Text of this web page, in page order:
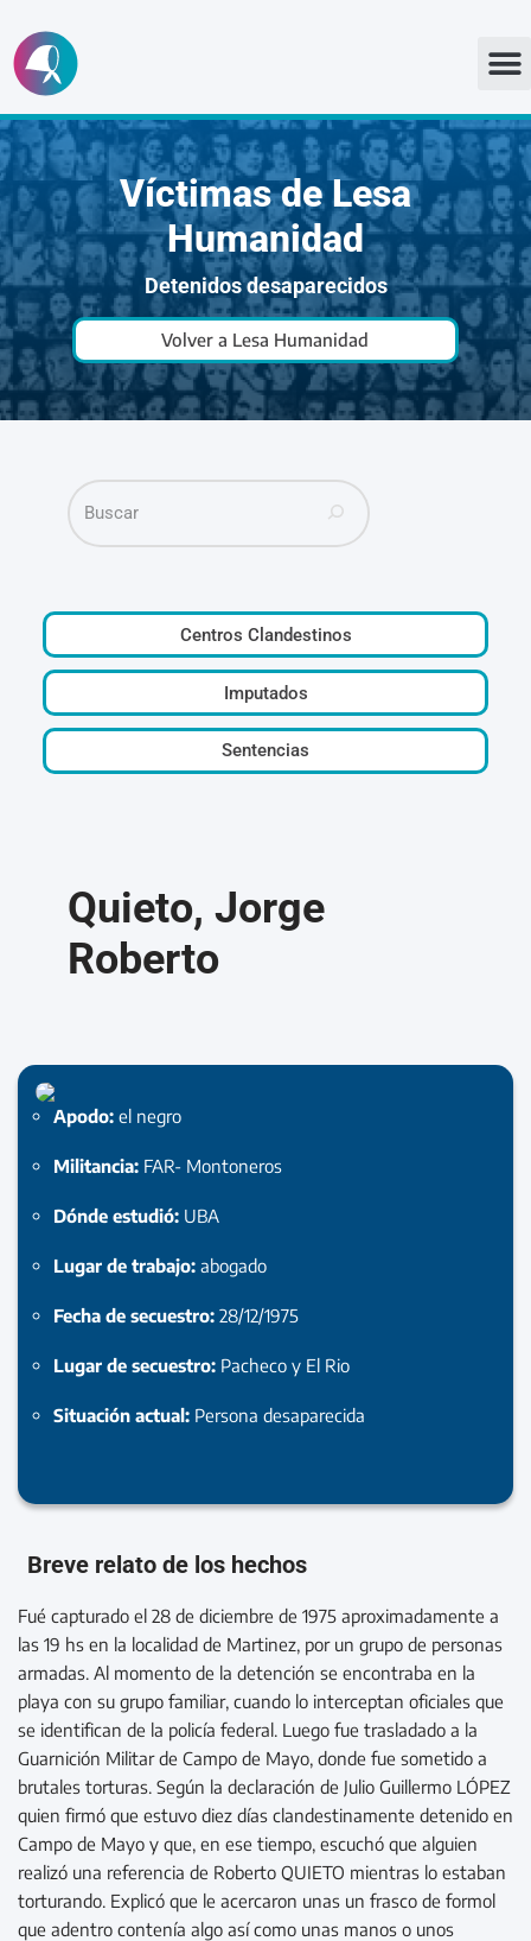
Ir
al
contenido
Víctimas de Lesa
Humanidad
Detenidos desaparecidos
Volver a Lesa Humanidad
Centros Clandestinos
Imputados
Sentencias
Quieto, Jorge
Roberto
Apodo: el negro
Militancia: FAR- Montoneros
Dónde estudió: UBA
Lugar de trabajo: abogado
Fecha de secuestro: 28/12/1975
Lugar de secuestro: Pacheco y El Rio
Situación actual: Persona desaparecida
Breve relato de los hechos
Fué capturado el 28 de diciembre de 1975 aproximadamente a
las 19 hs en la localidad de Martinez, por un grupo de personas
armadas. Al momento de la detención se encontraba en la
playa con su grupo familiar, cuando lo interceptan oficiales que
se identifican de la policía federal. Luego fue trasladado a la
Guarnición Militar de Campo de Mayo, donde fue sometido a
brutales torturas. Según la declaración de Julio Guillermo LÓPEZ
quien firmó que estuvo diez días clandestinamente detenido en
Campo de Mayo y que, en ese tiempo, escuchó que alguien
realizó una referencia de Roberto QUIETO mientras lo estaban
torturando. Explicó que le acercaron unas un frasco de formol
que adentro contenía algo así como unas manos o unos